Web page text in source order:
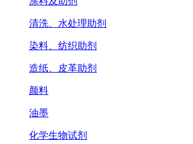
清洗、水处理助剂
染料、纺织助剂
造纸、皮革助剂
颜料
油墨
化学生物试剂